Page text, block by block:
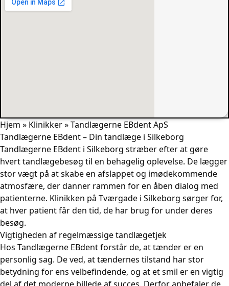
Hjem » Klinikker»Tandlægerne EBdent ApS
Tandlægerne EBdent – Din tandlæge i Silkeborg
Tandlægerne EBdent i Silkeborg stræber efter at gøre
hvert tandlægebesøg til en behagelig oplevelse. De lægger
stor vægt på at skabe en afslappet og imødekommende
atmosfære, der danner rammen for en åben dialog med
patienterne. Klinikken på Tværgade i Silkeborg sørger for,
at hver patient får den tid, de har brug for under deres
besøg.
Vigtigheden af regelmæssige tandlægetjek
Hos Tandlægerne EBdent forstår de, at tænder er en
personlig sag. De ved, at tændernes tilstand har stor
betydning for ens velbefindende, og at et smil er en vigtig